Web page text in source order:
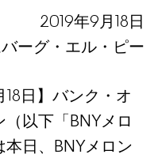
2019年9月18日
ーグ・エル・ピー
18日】バンク・オ
以下「BNYメロ
日、BNYメロン